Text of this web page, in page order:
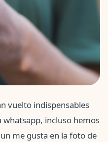
vuelto indispensables
incluso hemos
me gusta en la foto de